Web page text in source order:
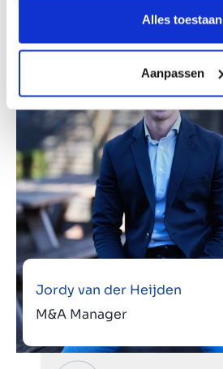
Alles toestaan
Aanpassen
Jordy van der Heijden
M&A Manager